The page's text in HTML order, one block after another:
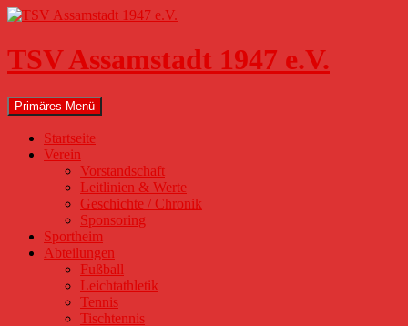
Zum
springen
TSV Assamstadt 1947 e.V.
Suchen
Primäres Menü
Startseite
Verein
Vorstandschaft
Leitlinien & Werte
Geschichte / Chronik
Sponsoring
Sportheim
Abteilungen
Fußball
Leichtathletik
Tennis
Tischtennis